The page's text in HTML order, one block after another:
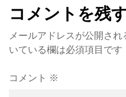
コメントを残
メールアドレスが公開され
いている欄は必須項目です
コメント ※